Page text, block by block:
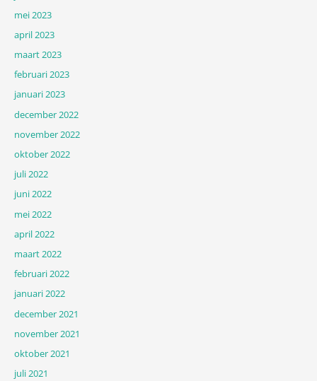
mei 2023
april 2023
maart 2023
februari 2023
januari 2023
december 2022
november 2022
oktober 2022
juli 2022
juni 2022
mei 2022
april 2022
maart 2022
februari 2022
januari 2022
december 2021
november 2021
oktober 2021
juli 2021